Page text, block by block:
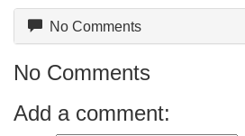
No Comments
No Comments
Add a comment: